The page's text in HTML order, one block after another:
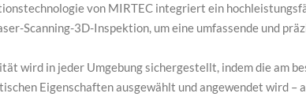
von MIRTEC integriert ein
Scanning-3D-Inspektion, um eine umfassende und
wird in jeder Umgebung sichergestellt, indem die am
Eigenschaften ausgewählt und angewendet wird –